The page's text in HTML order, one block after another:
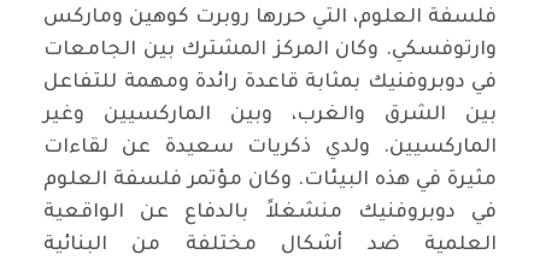
فلسفة العلوم، التي حررها روبرت كوهين وماركس
وارتوفسكي. وكان المركز المشترك بين الجامعات
في دوبروفنيك بمثابة قاعدة رائدة ومهمة للتفاعل
بين الشرق والغرب، وبين الماركسيين وغير
الماركسيين. ولدي ذكريات سعيدة عن لقاءات
مثيرة في هذه البيئات. وكان مؤتمر فلسفة العلوم
في دوبروفنيك منشغلاً بالدفاع عن الواقعية
العلمية ضد أشكال مختلفة من البنائية